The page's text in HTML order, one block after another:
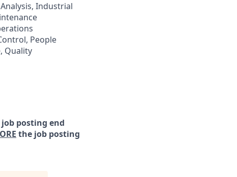
Industrial
People
Quality
posting end
the job posting